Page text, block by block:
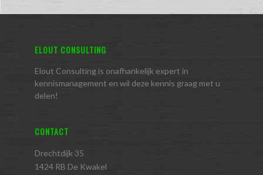
ELOUT CONSULTING
Elout Consulting is onafhankelijk expert in
kennismanagement en wil deze kennis graag met u
delen!
CONTACT
Drechtdijk 35
1424 RB De Kwakel